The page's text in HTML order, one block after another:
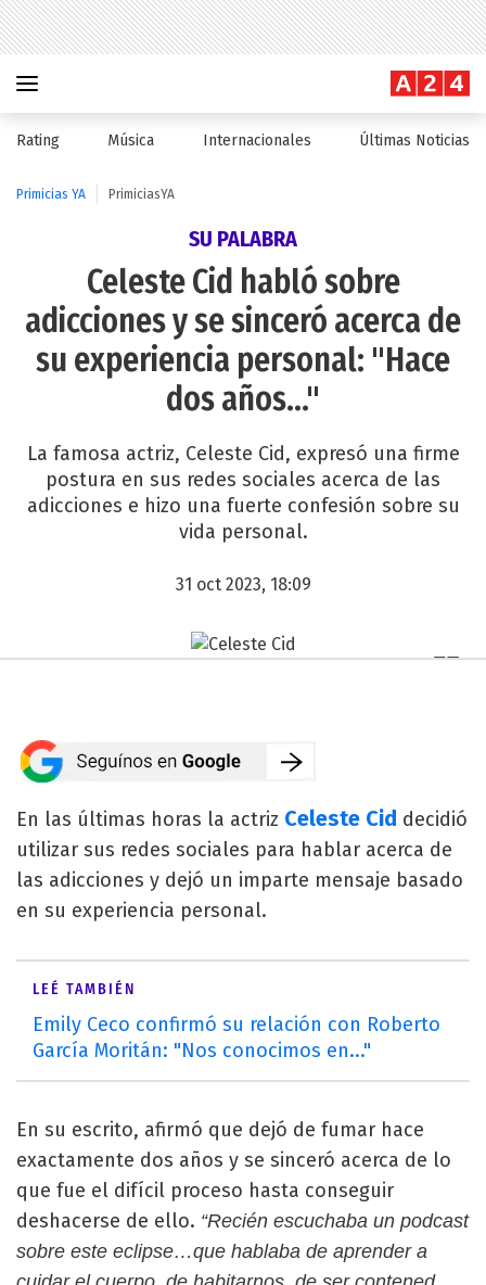
Rating Música Internacionales Últimas Noticias
Primicias YA PrimiciasYA
SU PALABRA
Celeste Cid habló sobre
adicciones y se sinceró acerca de
su experiencia personal: "Hace
dos años..."
La famosa actriz, Celeste Cid, expresó una firme
postura en sus redes sociales acerca de las
adicciones e hizo una fuerte confesión sobre su
vida personal.
31 oct 2023, 18:09
En las últimas horas la actriz Celeste Cid decidió
utilizar sus redes sociales para hablar acerca de
las adicciones y dejó un imparte mensaje basado
en su experiencia personal.
LEÉ TAMBIÉN
Emily Ceco confirmó su relación con Roberto
García Moritán: "Nos conocimos en..."
En su escrito, afirmó que dejó de fumar hace
exactamente dos años y se sinceró acerca de lo
que fue el difícil proceso hasta conseguir
deshacerse de ello. “Recién escuchaba un podcast
sobre este eclipse…que hablaba de aprender a